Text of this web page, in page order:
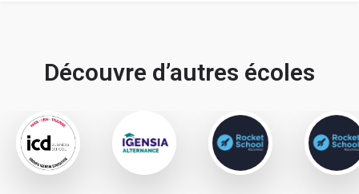
Découvre d’autres écoles